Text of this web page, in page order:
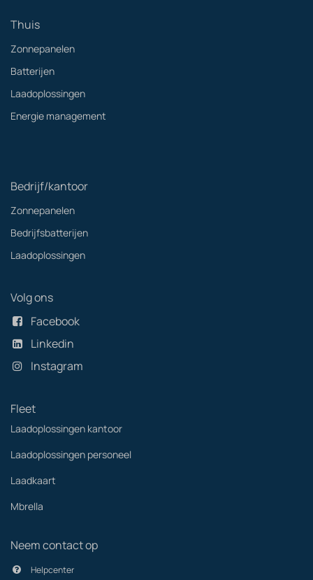
Thuis
Zonnepanelen
Batterijen
Laadoplossingen
Energie management
Bedrijf/kantoor
Zonnepanelen
Bedrijfsbatterijen
Laadoplossingen
Volg ons
Facebook
Linkedin
Instagram
Fleet
Laadoplossingen kantoor
Laadoplossingen personeel
Laadkaart
Mbrella
Neem contact op
Helpcenter